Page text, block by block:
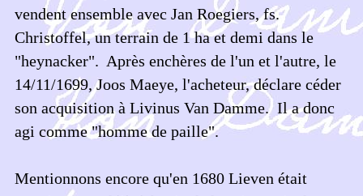
vendent ensemble avec Jan Roegiers, fs.
Christoffel, un terrain de 1 ha et demi dans le
"heynacker". Après enchères de l'un et l'autre, le
14/11/1699, Joos Maeye, l'acheteur, déclare céder
son acquisition à Livinus Van Damme. Il a donc
agi comme "homme de paille".
Mentionnons encore qu'en 1680 Lieven était